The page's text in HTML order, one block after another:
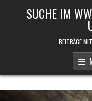
SUCHE IM
BEITRÄGE